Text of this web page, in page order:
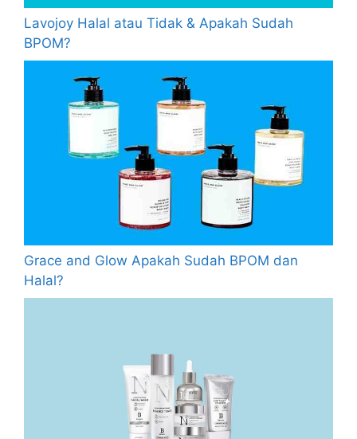
Lavojoy Halal atau Tidak & Apakah Sudah
BPOM?
Grace and Glow Apakah Sudah BPOM dan
Halal?